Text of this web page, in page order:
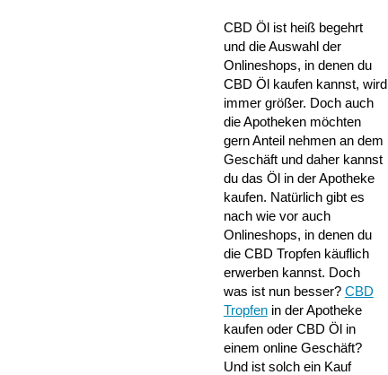
CBD Öl ist heiß begehrt
und die Auswahl der
Onlineshops, in denen du
CBD Öl kaufen kannst, wird
immer größer. Doch auch
die Apotheken möchten
gern Anteil nehmen an dem
Geschäft und daher kannst
du das Öl in der Apotheke
kaufen. Natürlich gibt es
nach wie vor auch
Onlineshops, in denen du
die CBD Tropfen käuflich
erwerben kannst. Doch
was ist nun besser? CBD
Tropfenin der Apotheke
kaufen oder CBD Öl in
einem online Geschäft?
Und ist solch ein Kauf